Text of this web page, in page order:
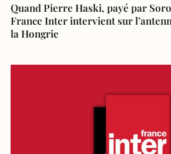
Quand Pierre Haski, payé par
France Inter intervient sur
la Hongrie